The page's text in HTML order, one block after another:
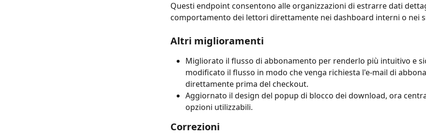
Questi endpoint consentono alle organizzazioni di estrarre dati
comportamento dei lettori direttamente nei dashboard interni o nei
Altri miglioramenti
Migliorato il flusso di abbonamento per renderlo più intuitivo e
modificato il flusso in modo che venga richiesta l'e-mail di
direttamente prima del checkout.
Aggiornato il design del popup di blocco dei download, ora
opzioni utilizzabili.
Correzioni